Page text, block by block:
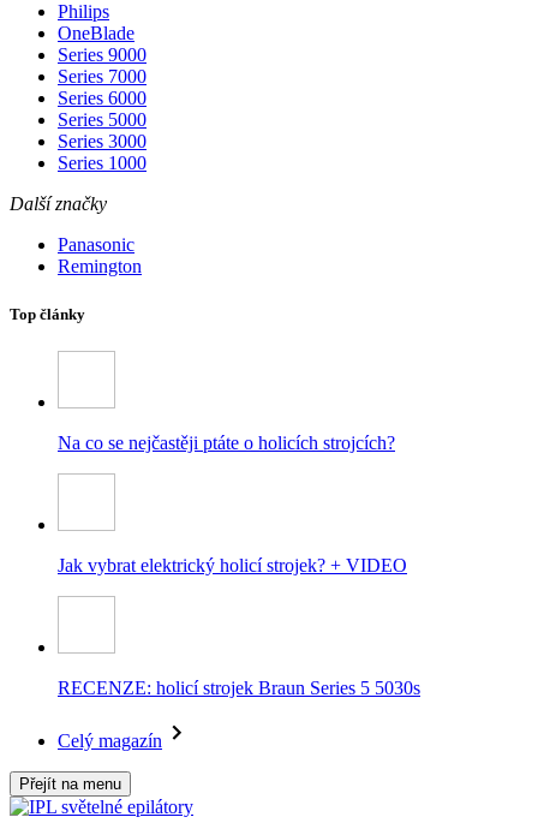
Philips
OneBlade
Series 9000
Series 7000
Series 6000
Series 5000
Series 3000
Series 1000
Další značky
Panasonic
Remington
Top články
Na co se nejčastěji ptáte o holicích strojcích?
Jak vybrat elektrický holicí strojek? + VIDEO
RECENZE: holicí strojek Braun Series 5 5030s
Celý magazín
Přejít na menu